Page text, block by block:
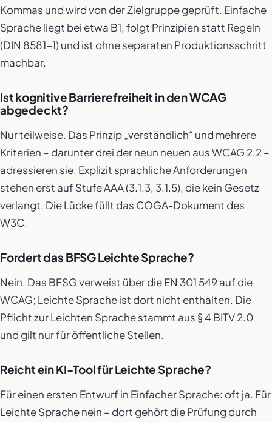
Kommas und wird von der Zielgruppe geprüft. Einfache
Sprache liegt bei etwa B1, folgt Prinzipien statt Regeln
(DIN 8581-1) und ist ohne separaten Produktionsschritt
machbar.
Ist kognitive Barrierefreiheit in den WCAG
abgedeckt?
Nur teilweise. Das Prinzip „verständlich“ und mehrere
Kriterien – darunter drei der neun neuen aus WCAG 2.2 –
adressieren sie. Explizit sprachliche Anforderungen
stehen erst auf Stufe AAA (3.1.3, 3.1.5), die kein Gesetz
verlangt. Die Lücke füllt das COGA-Dokument des
W3C.
Fordert das BFSG Leichte Sprache?
Nein. Das BFSG verweist über die EN 301 549 auf die
WCAG; Leichte Sprache ist dort nicht enthalten. Die
Pflicht zur Leichten Sprache stammt aus § 4 BITV 2.0
und gilt nur für öffentliche Stellen.
Reicht ein KI-Tool für Leichte Sprache?
Für einen ersten Entwurf in Einfacher Sprache: oft ja. Für
Leichte Sprache nein – dort gehört die Prüfung durch